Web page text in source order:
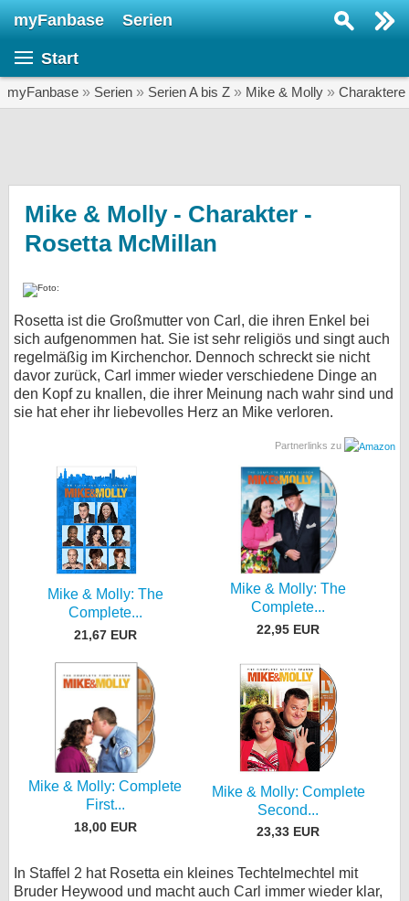
myFanbase Serien
Start
myFanbase » Serien » Serien A bis Z » Mike & Molly » Charaktere
Mike & Molly - Charakter -
Rosetta McMillan
Rosetta ist die Großmutter von Carl, die ihren Enkel bei
sich aufgenommen hat. Sie ist sehr religiös und singt auch
regelmäßig im Kirchenchor. Dennoch schreckt sie nicht
davor zurück, Carl immer wieder verschiedene Dinge an
den Kopf zu knallen, die ihrer Meinung nach wahr sind und
sie hat eher ihr liebevolles Herz an Mike verloren.
Partnerlinks zu
Mike & Molly: The
Complete...
21,67 EUR
Mike & Molly: The
Complete...
22,95 EUR
Mike & Molly: Complete
First...
18,00 EUR
Mike & Molly: Complete
Second...
23,33 EUR
In Staffel 2 hat Rosetta ein kleines Techtelmechtel mit
Bruder Heywood und macht auch Carl immer wieder klar,
SERIEN
Veranstaltungen
SERVICE
Gewinnspiele
Forum
bei Facebook
Nutzungsbedingungen
Datenschutz
Impressum
Desktop-Ansicht
myFanbase